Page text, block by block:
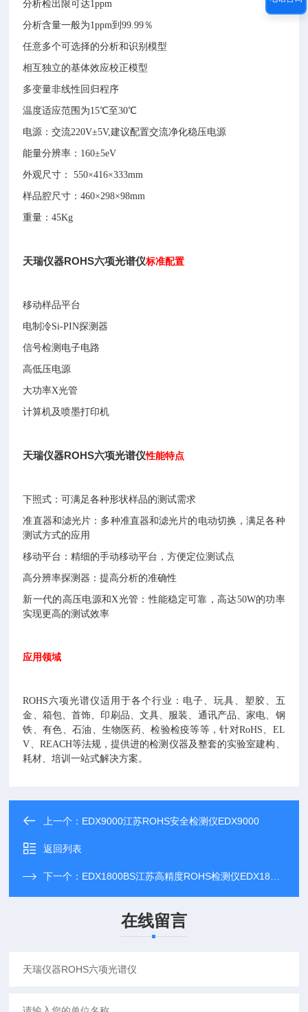
分析检出限可达1ppm
分析含量一般为1ppm到99.99％
任意多个可选择的分析和识别模型
相互独立的基体效应校正模型
多变量非线性回归程序
温度适应范围为15℃至30℃
电源：交流220V±5V,建议配置交流净化稳压电源
能量分辨率：160±5eV
外观尺寸： 550×416×333mm
样品腔尺寸：460×298×98mm
重量：45Kg
天瑞仪器ROHS六项光谱仪标准配置
移动样品平台
电制冷Si-PIN探测器
信号检测电子电路
高低压电源
大功率X光管
计算机及喷墨打印机
天瑞仪器ROHS六项光谱仪性能特点
下照式：可满足各种形状样品的测试需求
准直器和滤光片：多种准直器和滤光片的电动切换，满足各种
测试方式的应用
移动平台：精细的手动移动平台，方便定位测试点
高分辨率探测器：提高分析的准确性
新一代的高压电源和X光管：性能稳定可靠，高达50W的功率
实现更高的测试效率
应用领域
ROHS六项光谱仪适用于各个行业：电子、玩具、塑胶、五
金、箱包、首饰、印刷品、文具、服装、通讯产品、家电、钢
铁、有色、石油、生物医药、检验检疫等等，针对RoHS、EL
V、REACH等法规，提供进的检测仪器及整套的实验室建构、
耗材、培训一站式解决方案。
上一个： EDX9000江苏ROHS安全检测仪EDX9000
返回列表
下一个： EDX1800BS江苏高精度ROHS检测仪EDX1800BS
在线留言